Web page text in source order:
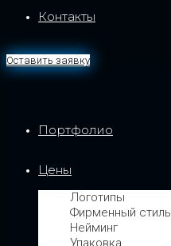
Контакты
Оставить заявку
Портфолио
Цены
Логотипы
Фирменный стиль
Нейминг
Упаковка